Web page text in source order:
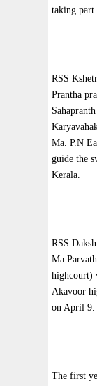
taking
RSS
Prantha
Ma. P.N
guide the
Kerala.
RSS
highcourt)
Akavoor
on April 9.
The first